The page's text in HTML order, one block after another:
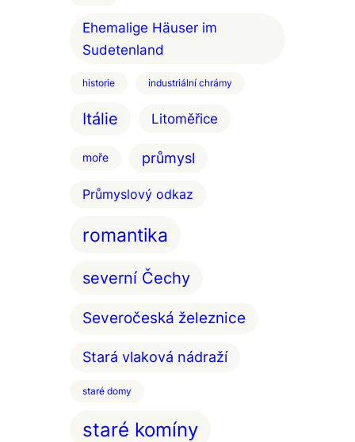
Ehemalige Häuser im
Sudetenland
historie industriální chrámy
Itálie Litoměřice
moře průmysl
Průmyslový odkaz
romantika
severní Čechy
Severočeská železnice
Stará vlaková nádraží
staré domy
staré komíny